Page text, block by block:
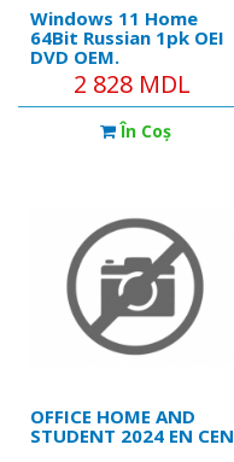
Windows 11 Home
64Bit Russian 1pk OEI
DVD OEM.
2 828 MDL
În Coş
OFFICE HOME AND
STUDENT 2024 EN CEN